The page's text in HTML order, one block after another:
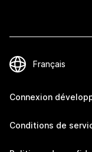
Connexion
Conditions de